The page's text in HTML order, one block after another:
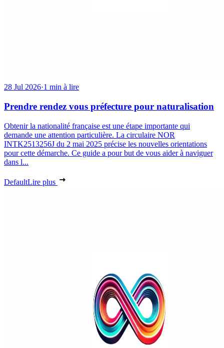
28 Jul 2026·1 min à lire
Prendre rendez vous préfecture pour naturalisation
Obtenir la nationalité française est une étape importante qui
demande une attention particulière. La circulaire NOR
INTK2513256J du 2 mai 2025 précise les nouvelles orientations
pour cette démarche. Ce guide a pour but de vous aider à naviguer
dans l...
DefaultLire plus